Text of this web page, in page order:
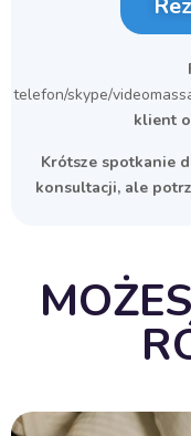
telefon/skype/
klient
Krótsze spotkanie
konsultacji, ale